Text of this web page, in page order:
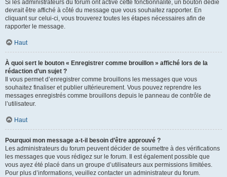
Si les administrateurs du forum ont activé cette fonctionnalité, un bouton dédié
devrait être affiché à côté du message que vous souhaitez rapporter. En
cliquant sur celui-ci, vous trouverez toutes les étapes nécessaires afin de
rapporter le message.
Haut
À quoi sert le bouton « Enregistrer comme brouillon » affiché lors de la
rédaction d’un sujet ?
Il vous permet d’enregistrer comme brouillons les messages que vous
souhaitez finaliser et publier ultérieurement. Vous pouvez reprendre les
messages enregistrés comme brouillons depuis le panneau de contrôle de
l’utilisateur.
Haut
Pourquoi mon message a-t-il besoin d’être approuvé ?
Les administrateurs du forum peuvent décider de soumettre à des vérifications
les messages que vous rédigez sur le forum. Il est également possible que
vous ayez été placé dans un groupe d’utilisateurs aux permissions limitées.
Pour plus d’informations, veuillez contacter un administrateur du forum.